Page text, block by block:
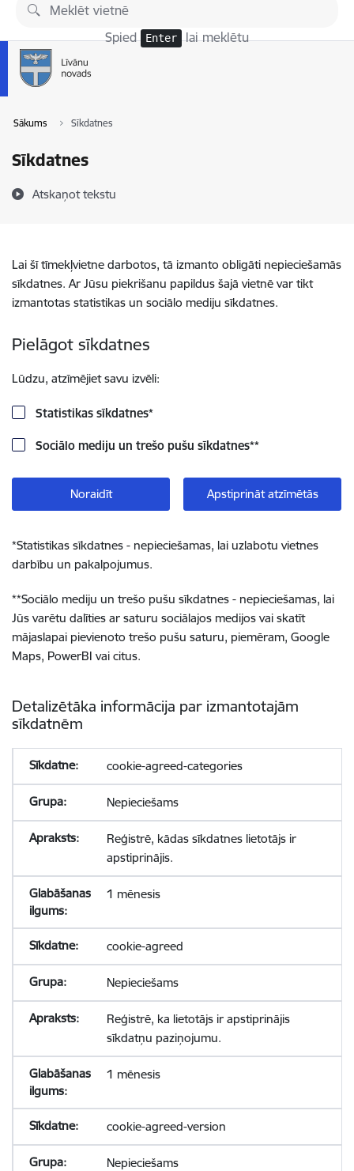
Pāriet uz lapas saturu
Spied Enter lai meklētu
Sākums Sīkdatnes
Sīkdatnes
Atskaņot tekstu
Lai šī tīmekļvietne darbotos, tā izmanto obligāti nepieciešamās
sīkdatnes. Ar Jūsu piekrišanu papildus šajā vietnē var tikt
izmantotas statistikas un sociālo mediju sīkdatnes.
Pielāgot sīkdatnes
Lūdzu, atzīmējiet savu izvēli:
Statistikas sīkdatnes*
Sociālo mediju un trešo pušu sīkdatnes**
Noraidīt Apstiprināt atzīmētās
*Statistikas sīkdatnes - nepieciešamas, lai uzlabotu vietnes
darbību un pakalpojumus.
**Sociālo mediju un trešo pušu sīkdatnes - nepieciešamas, lai
Jūs varētu dalīties ar saturu sociālajos medijos vai skatīt
mājaslapai pievienoto trešo pušu saturu, piemēram, Google
Maps, PowerBI vai citus.
Detalizētāka informācija par izmantotajām
sīkdatnēm
cookie-agreed-categories
Nepieciešams
Reģistrē, kādas sīkdatnes lietotājs ir
apstiprinājis.
1 mēnesis
cookie-agreed
Nepieciešams
Reģistrē, ka lietotājs ir apstiprinājis
sīkdatņu paziņojumu.
1 mēnesis
cookie-agreed-version
Nepieciešams